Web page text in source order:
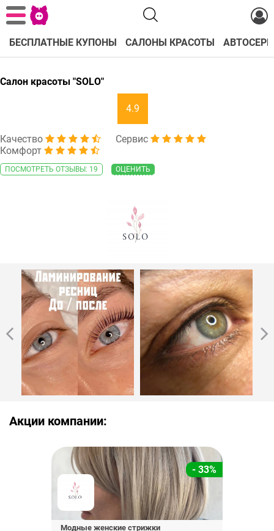
БЕСПЛАТНЫЕ КУПОНЫ САЛОНЫ КРАСОТЫ
Салон красоты "SOLO"
4.9
Качество
Сервис
Комфорт
ПОСМОТРЕТЬ ОТЗЫВЫ: 19 ОЦЕНИТЬ
Акции компании:
- 33%
Модные женские стрижки